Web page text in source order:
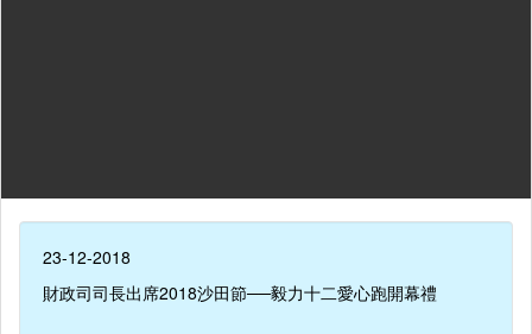
23-12-2018
財政司司長出席2018沙田節──毅力十二愛心跑開幕禮